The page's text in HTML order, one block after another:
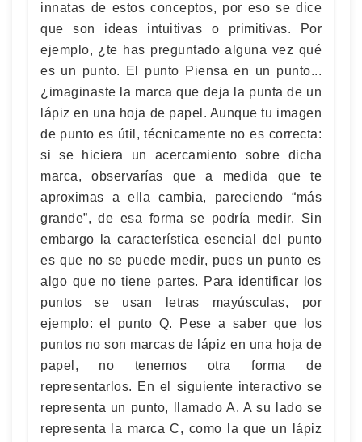
innatas de estos conceptos, por eso se dice
que son ideas intuitivas o primitivas. Por
ejemplo, ¿te has preguntado alguna vez qué
es un punto. El punto Piensa en un punto...
¿imaginaste la marca que deja la punta de un
lápiz en una hoja de papel. Aunque tu imagen
de punto es útil, técnicamente no es correcta:
si se hiciera un acercamiento sobre dicha
marca, observarías que a medida que te
aproximas a ella cambia, pareciendo “más
grande”, de esa forma se podría medir. Sin
embargo la característica esencial del punto
es que no se puede medir, pues un punto es
algo que no tiene partes. Para identificar los
puntos se usan letras mayúsculas, por
ejemplo: el punto Q. Pese a saber que los
puntos no son marcas de lápiz en una hoja de
papel, no tenemos otra forma de
representarlos. En el siguiente interactivo se
representa un punto, llamado A. A su lado se
representa la marca C, como la que un lápiz